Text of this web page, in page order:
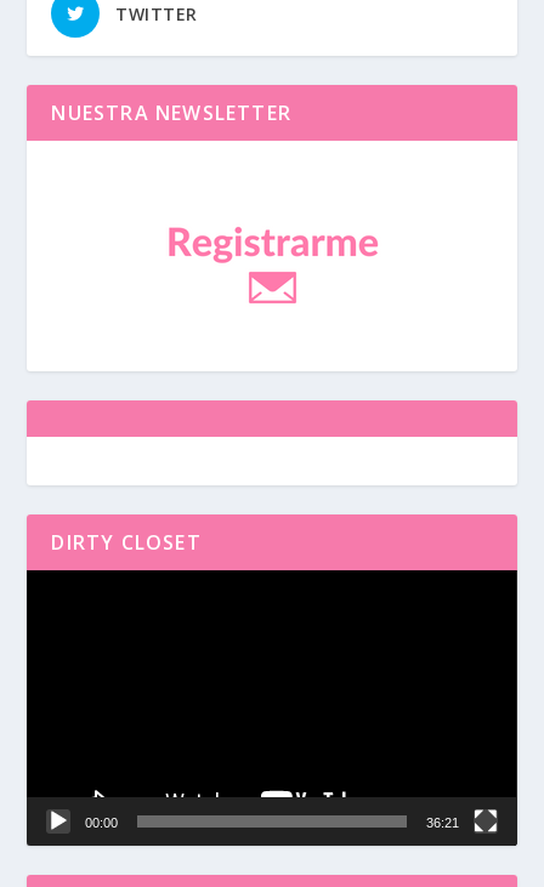
TWITTER
NUESTRA NEWSLETTER
DIRTY CLOSET
00:00 36:21